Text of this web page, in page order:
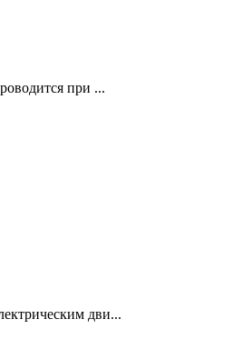
при ...
дви...